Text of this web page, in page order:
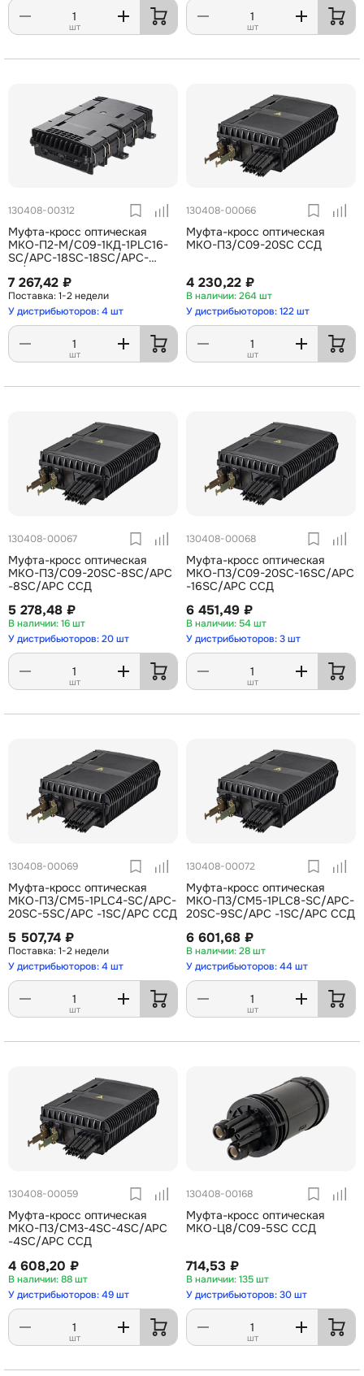
шт шт
130408-00312
Муфта-кросс оптическая
МКО-П2-М/С09-1КД-1PLC16-
SC/APC-18SC-18SC/APC-
1C/APC ССД
7 267,42 ₽
1-2 недели
У дистрибьюторов: 4 шт
шт
130408-00066
Муфта-кросс оптическая
МКО-П3/C09-20SC ССД
4 230,22 ₽
264 шт
У дистрибьюторов: 122 шт
шт
130408-00067
Муфта-кросс оптическая
МКО-П3/C09-20SC-8SC/APC
-8SC/APC ССД
5 278,48 ₽
16 шт
У дистрибьюторов: 20 шт
шт
130408-00068
Муфта-кросс оптическая
МКО-П3/C09-20SC-16SC/APC
-16SC/APC ССД
6 451,49 ₽
54 шт
У дистрибьюторов: 3 шт
шт
130408-00069
Муфта-кросс оптическая
МКО-П3/СМ5-1PLC4-SC/APC-
20SC-5SC/APC -1SC/APC ССД
5 507,74 ₽
1-2 недели
У дистрибьюторов: 4 шт
шт
130408-00072
Муфта-кросс оптическая
МКО-П3/СМ5-1PLC8-SC/APC-
20SC-9SC/APC -1SC/APC ССД
6 601,68 ₽
28 шт
У дистрибьюторов: 44 шт
шт
130408-00059
Муфта-кросс оптическая
МКО-П3/СМ3-4SC-4SC/APC
-4SC/APC ССД
4 608,20 ₽
88 шт
У дистрибьюторов: 49 шт
шт
130408-00168
Муфта-кросс оптическая
МКО-Ц8/С09-5SC ССД
714,53 ₽
135 шт
У дистрибьюторов: 30 шт
шт